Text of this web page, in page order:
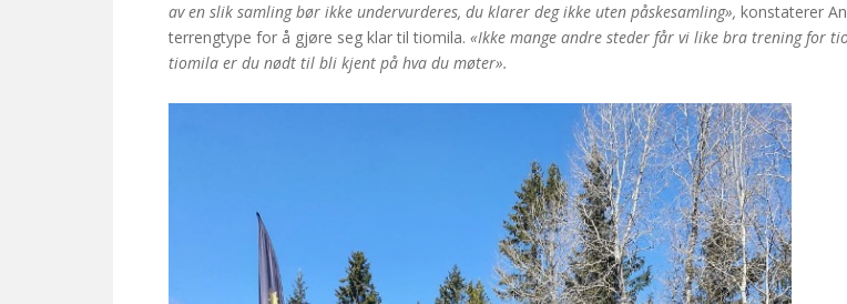
av en slik samling bør ikke undervurderes, du klarer deg ikke uten påskesamling», konstaterer
terrengtype for å gjøre seg klar til tiomila. «Ikke mange andre steder får vi like bra trening for
tiomila er du nødt til bli kjent på hva du møter».